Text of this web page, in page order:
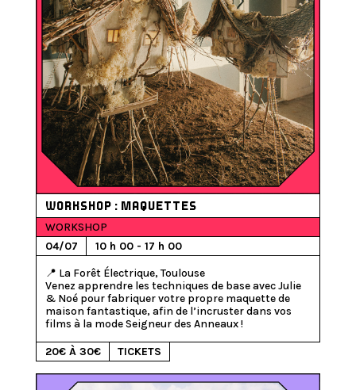
WORKSHOP : MAQUETTES
04/07 10 h 00 - 17 h 00
20€ À 30€
WORKSHOP
📍 La Forêt Électrique, Toulouse
Venez apprendre les techniques de base avec Julie
& Noé pour fabriquer votre propre maquette de
maison fantastique, afin de l’incruster dans vos
films à la mode Seigneur des Anneaux !
TICKETS